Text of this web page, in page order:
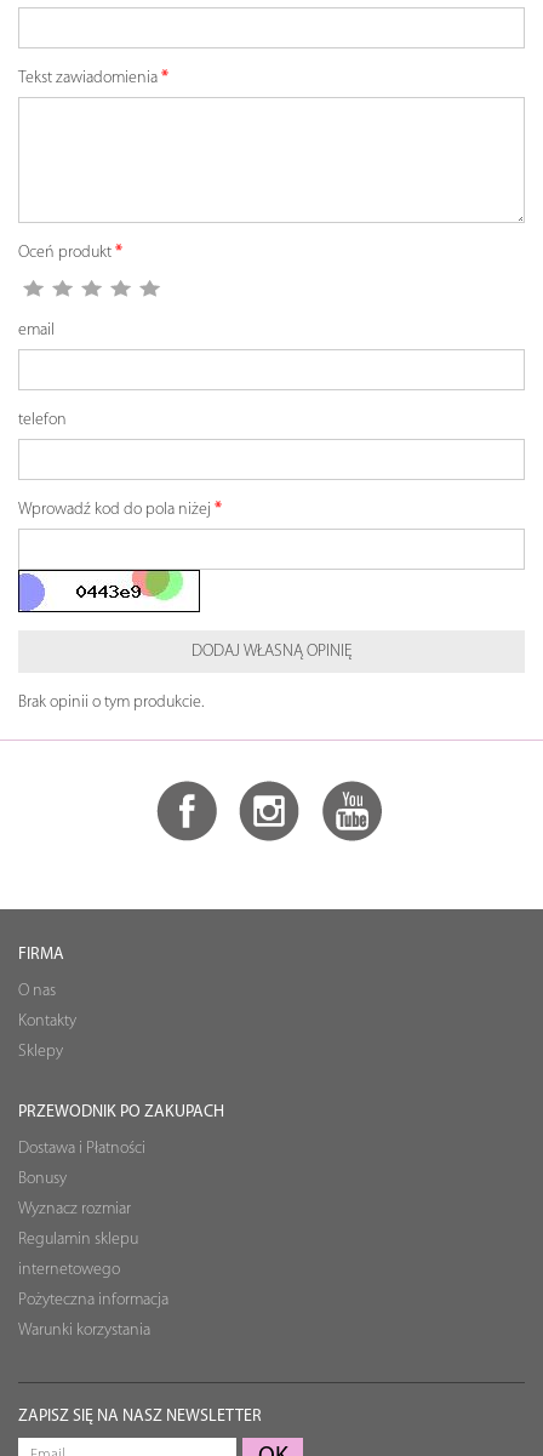
Tekst zawiadomienia
Oceń produkt
email
telefon
Wprowadź kod do pola niżej
DODAJ WŁASNĄ OPINIĘ
Brak opinii o tym produkcie.
FIRMA
O nas
Kontakty
Sklepy
PRZEWODNIK PO ZAKUPACH
Dostawa i Płatności
Bonusy
Wyznacz rozmiar
Regulamin sklepu
internetowego
Pożyteczna informacja
Warunki korzystania
ZAPISZ SIĘ NA NASZ NEWSLETTER